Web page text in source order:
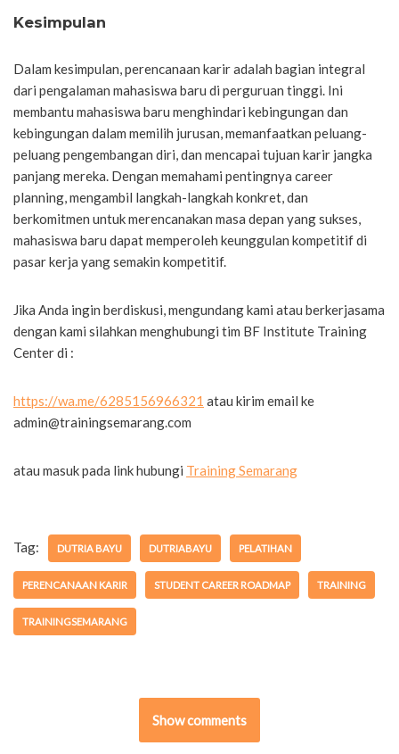
Kesimpulan
Dalam kesimpulan, perencanaan karir adalah bagian integral
dari pengalaman mahasiswa baru di perguruan tinggi. Ini
membantu mahasiswa baru menghindari kebingungan dan
kebingungan dalam memilih jurusan, memanfaatkan peluang-
peluang pengembangan diri, dan mencapai tujuan karir jangka
panjang mereka. Dengan memahami pentingnya career
planning, mengambil langkah-langkah konkret, dan
berkomitmen untuk merencanakan masa depan yang sukses,
mahasiswa baru dapat memperoleh keunggulan kompetitif di
pasar kerja yang semakin kompetitif.
Jika Anda ingin berdiskusi, mengundang kami atau berkerjasama
dengan kami silahkan menghubungi tim BF Institute Training
Center di :
https://wa.me/6285156966321 atau kirim email ke
admin@trainingsemarang.com
atau masuk pada link hubungi Training Semarang
Tag: DUTRIA BAYU DUTRIABAYU PELATIHAN
PERENCANAAN KARIR STUDENT CAREER ROADMAP TRAINING
TRAININGSEMARANG
Show comments